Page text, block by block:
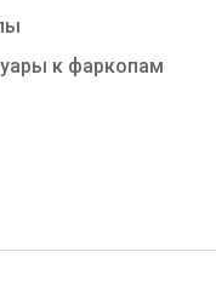
к фаркопам